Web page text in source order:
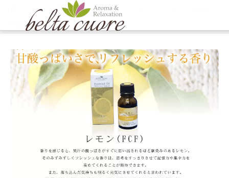
ブログ一覧 アロマテラピー
柑橘系, 精油紹介 ００７ レモン